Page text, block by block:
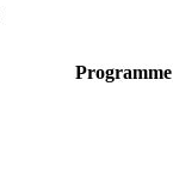
Programme